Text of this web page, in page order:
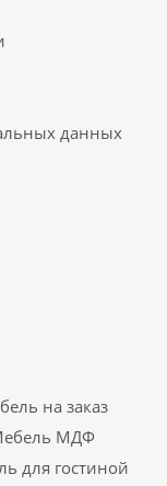
данных
на заказ
МДФ
для гостиной